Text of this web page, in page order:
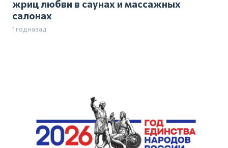
жриц любви в саунах и массажных
салонах
1 год назад